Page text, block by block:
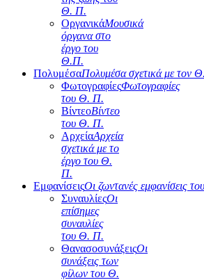
Θ. Π.
ΟργανικάΜουσικά
όργανα στο
έργο του
Θ.Π.
ΠολυμέσαΠολυμέσα σχετικά με τον
ΦωτογραφίεςΦωτογραφίες
του Θ. Π.
ΒίντεοΒίντεο
του Θ. Π.
ΑρχείαΑρχεία
σχετικά με το
έργο του Θ.
Π.
ΕμφανίσειςΟι ζωντανές εμφανίσεις
ΣυναυλίεςΟι
επίσημες
συναυλίες
του Θ. Π.
ΘανασοσυνάξειςΟι
συνάξεις των
φίλων του Θ.